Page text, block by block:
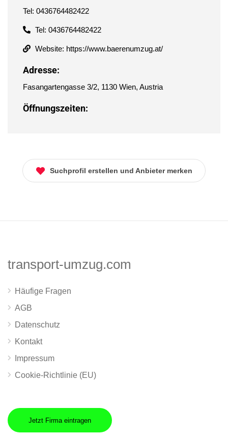
Tel: 0436764482422
Tel: 0436764482422
Website: https://www.baerenumzug.at/
Adresse:
Fasangartengasse 3/2, 1130 Wien, Austria
Öffnungszeiten:
Suchprofil erstellen und Anbieter merken
transport-umzug.com
Häufige Fragen
AGB
Datenschutz
Kontakt
Impressum
Cookie-Richtlinie (EU)
Jetzt Firma eintragen